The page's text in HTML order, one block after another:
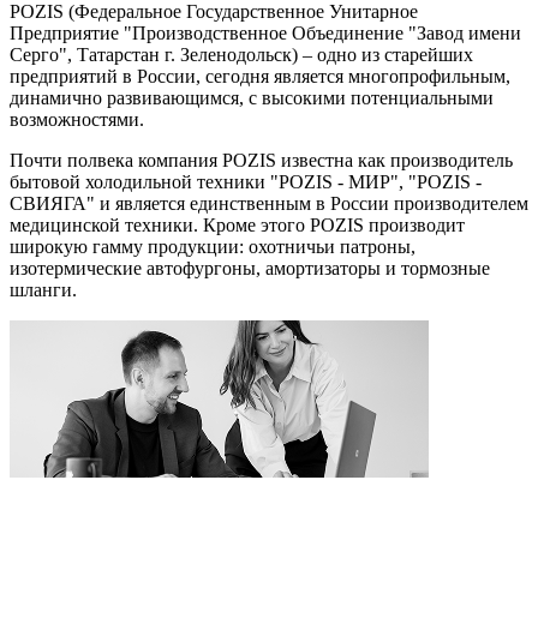
POZIS (Федеральное Государственное Унитарное
Предприятие "Производственное Объединение "Завод имени
Серго", Татарстан г. Зеленодольск) – одно из старейших
предприятий в России, сегодня является многопрофильным,
динамично развивающимся, с высокими потенциальными
возможностями.
Почти полвека компания POZIS известна как производитель
бытовой холодильной техники "POZIS - МИР", "POZIS -
СВИЯГА" и является единственным в России производителем
медицинской техники. Кроме этого POZIS производит
широкую гамму продукции: охотничьи патроны,
изотермические автофургоны, амортизаторы и тормозные
шланги.